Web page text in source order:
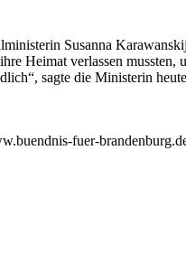
Susanna
Heimat verlassen mussten,
sagte die Ministerin
fuer-